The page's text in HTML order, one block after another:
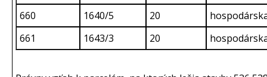
660
1640/5 20
661
1643/3 20